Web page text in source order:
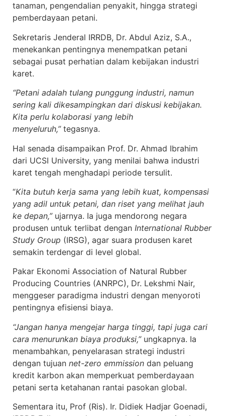
tanaman, pengendalian penyakit, hingga strategi
pemberdayaan petani.
Sekretaris Jenderal IRRDB, Dr. Abdul Aziz, S.A.,
menekankan pentingnya menempatkan petani
sebagai pusat perhatian dalam kebijakan industri
karet.
“Petani adalah tulang punggung industri, namun
sering kali dikesampingkan dari diskusi kebijakan.
Kita perlu kolaborasi yang lebih
menyeluruh,”tegasnya.
Hal senada disampaikan Prof. Dr. Ahmad Ibrahim
dari UCSI University, yang menilai bahwa industri
karet tengah menghadapi periode tersulit.
“Kita butuh kerja sama yang lebih kuat, kompensasi
yang adil untuk petani, dan riset yang melihat jauh
ke depan,”ujarnya. Ia juga mendorong negara
produsen untuk terlibat dengan International Rubber
Study Group (IRSG), agar suara produsen karet
semakin terdengar di level global.
Pakar Ekonomi Association of Natural Rubber
Producing Countries (ANRPC), Dr. Lekshmi Nair,
menggeser paradigma industri dengan menyoroti
pentingnya efisiensi biaya.
“Jangan hanya mengejar harga tinggi, tapi juga cari
cara menurunkan biaya produksi,”ungkapnya. Ia
menambahkan, penyelarasan strategi industri
dengan tujuan net-zero emmission dan peluang
kredit karbon akan memperkuat pemberdayaan
petani serta ketahanan rantai pasokan global.
Sementara itu, Prof (Ris). Ir. Didiek Hadjar Goenadi,